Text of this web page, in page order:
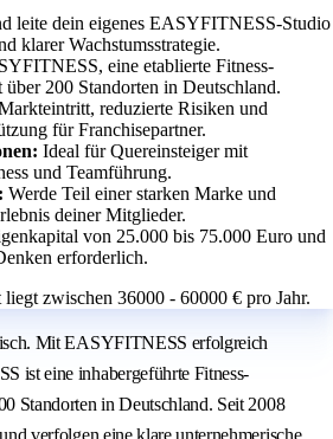
leite dein eigenes EASYFITNESS-Studio
klarer Wachstumsstrategie.
eine etablierte Fitness-
über 200 Standorten in Deutschland.
reduzierte Risiken und
für Franchisepartner.
Ideal für Quereinsteiger mit
und Teamführung.
Werde Teil einer starken Marke und
deiner Mitglieder.
von 25.000 bis 75.000 Euro und
erforderlich.
zwischen 36000 - 60000 € pro Jahr.
Mit EASYFITNESS erfolgreich
ist eine inhabergeführte Fitness-
Standorten in Deutschland. Seit 2008